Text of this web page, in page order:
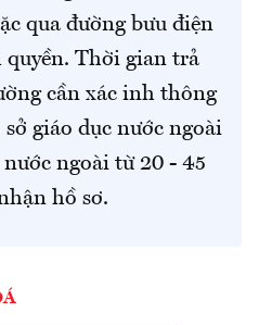
qua đường bưu điện
quyền. Thời gian trả
cần xác inh thông
giáo dục nước ngoài
ngoài từ 20 - 45
hồ sơ.